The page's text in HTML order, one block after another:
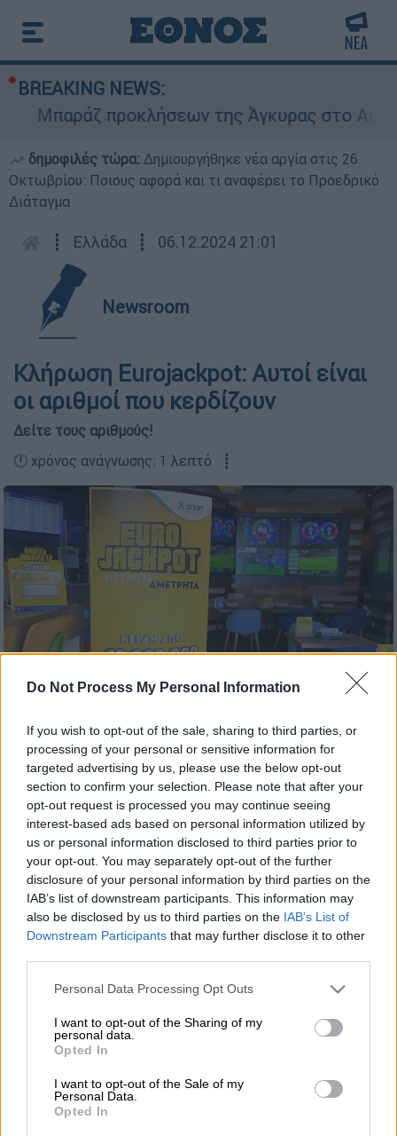
Do Not Process My Personal Information
If you wish to opt-out of the sale, sharing to third parties, or
processing of your personal or sensitive information for
targeted advertising by us, please use the below opt-out
section to confirm your selection. Please note that after your
opt-out request is processed you may continue seeing
interest-based ads based on personal information utilized by
us or personal information disclosed to third parties prior to
your opt-out. You may separately opt-out of the further
disclosure of your personal information by third parties on the
IAB’s list of downstream participants. This information may
also be disclosed by us to third parties on the IAB’s List of
Downstream Participants that may further disclose it to other
Please note that this website/app uses one or more Google
not limited to your visit or usage behaviour. You may click to
grant or deny consent to Google and its third-party tags to
use your data for below specified purposes in below Google
consent section.
Personal Data Processing Opt Outs
I want to opt-out of the Sharing of my
personal data.
Opted In
I want to opt-out of the Sale of my
Personal Data.
Opted In
BREAKING NEWS:
Μπαράζ προκλήσεων της Άγκυρας στο Αιγαίο:
δημοφιλές τώρα: Δημιουργήθηκε νέα αργία στις 26
Οκτωβρίου: Ποιους αφορά και τι αναφέρει το Προεδρικό
Διάταγμα
┋ Ελλάδα ┋ 06.12.2024 21:01
Newsroom
Κλήρωση Eurojackpot: Αυτοί είναι
οι αριθμοί που κερδίζουν
Δείτε τους αριθμούς!
🕛 χρόνος ανάγνωσης: 1 λεπτό ┋
Eurojackpot (ΟΠΑΠ)
Προσθέστε το ΕΘΝΟΣ στη Google
Πραγματοποιήθηκε η κλήρωση του
Eurojackpotτο βράδυ της Παρασκευής
(6/12).
Οιτυχεροί αριθμοίείναι οι εξής: 8, 14, 45, 47,
50 και 2, 12.
Αθλητισμός
Euroleague: Ανέλαβε επίσημα τη
Μονακό ο Βασίλης Σπανούλης